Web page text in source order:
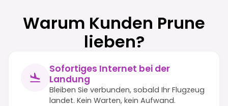
Warum Kunden Prune
lieben?
Sofortiges Internet bei der
Landung
Bleiben Sie verbunden, sobald Ihr Flugzeug
landet. Kein Warten, kein Aufwand.